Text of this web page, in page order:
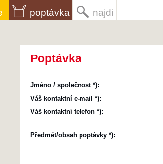
Poptávka
Jméno / společnost *):
Váš kontaktní e-mail *):
Váš kontaktní telefon *):
Předmět/obsah poptávky *):
poptávka najdi